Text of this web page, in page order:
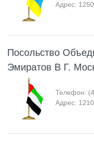
Адрес:
Посольство
Эмиратов В Г.
Телефон:
Адрес: